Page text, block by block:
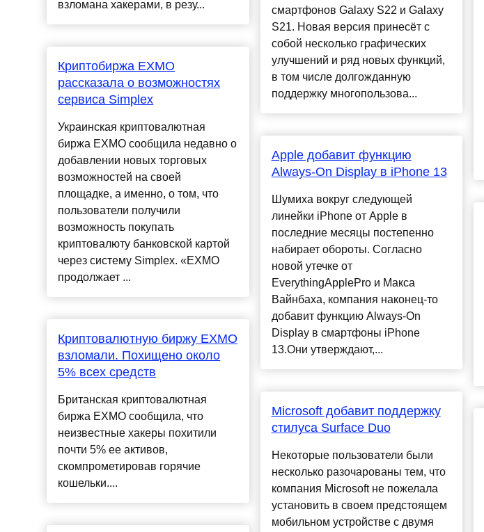
взломана хакерами, в резу...
Криптобиржа EXMO
рассказала о возможностях
сервиса Simplex
Украинская криптовалютная
биржа EXMO сообщила недавно о
добавлении новых торговых
возможностей на своей
площадке, а именно, о том, что
пользователи получили
возможность покупать
криптовалюту банковской картой
через систему Simplex. «EXMO
продолжает ...
Криптовалютную биржу EXMO
взломали. Похищено около
5% всех средств
Британская криптовалютная
биржа EXMO сообщила, что
неизвестные хакеры похитили
почти 5% ее активов,
скомпрометировав горячие
кошельки....
смартфонов Galaxy S22 и Galaxy
S21. Новая версия принесёт с
собой несколько графических
улучшений и ряд новых функций,
в том числе долгожданную
поддержку многопользова...
Apple добавит функцию
Always-On Display в iPhone 13
Шумиха вокруг следующей
линейки iPhone от Apple в
последние месяцы постепенно
набирает обороты. Согласно
новой утечке от
EverythingApplePro и Макса
Вайнбаха, компания наконец-то
добавит функцию Always-On
Display в смартфоны iPhone
13.Они утверждают,...
Microsoft добавит поддержку
стилуса Surface Duo
Некоторые пользователи были
несколько разочарованы тем, что
компания Microsoft не пожелала
установить в своем предстоящем
мобильном устройстве с двумя